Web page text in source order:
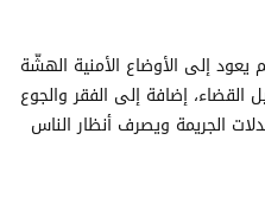
إلى الأوضاع الأمنية الهشّة
إضافة إلى الفقر والجوع
الجريمة ويصرف أنظار الناس